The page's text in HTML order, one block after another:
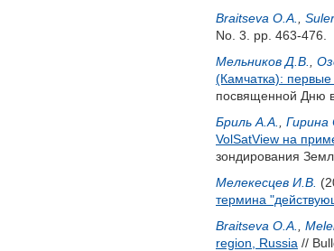
Braitseva O.A.
No. 3. pp. 463-476.
Мельников Д.В.
(Камчатка):
посвященной Дню
Бриль А.А.
Гирина
VolSatView на
зондирования
Мелекесцев И.В.
термина
Braitseva O.A.
region, Russia //